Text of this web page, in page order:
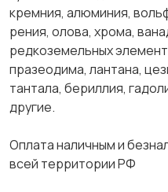
кремния, алюминия,
рения, олова, хрома,
редкоземельных
празеодима, лантана,
тантала, бериллия,
другие.
Оплата наличным и
всей территории РФ